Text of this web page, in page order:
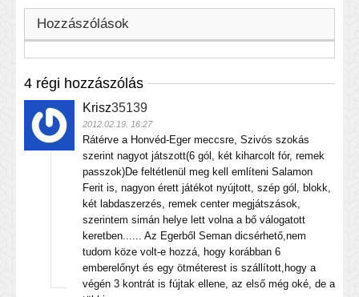
Hozzászólások
4 régi hozzászólás
Krisz35139
2012.02.19. 16:27
Rátérve a Honvéd-Eger meccsre, Szivós szokás
szerint nagyot játszott(6 gól, két kiharcolt fór, remek
passzok)De feltétlenül meg kell említeni Salamon
Ferit is, nagyon érett játékot nyújtott, szép gól, blokk,
két labdaszerzés, remek center megjátszások,
szerintem simán helye lett volna a bő válogatott
keretben...... Az Egerből Seman dicsérhető,nem
tudom köze volt-e hozzá, hogy korábban 6
emberelőnyt és egy ötméterest is szállított,hogy a
végén 3 kontrát is fújtak ellene, az első még oké, de a